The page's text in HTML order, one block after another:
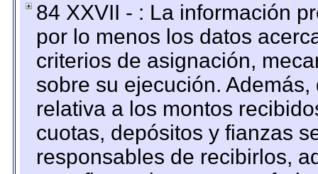
84 XXVII - : La información
por lo menos los datos
criterios de asignación,
sobre su ejecución.
relativa a los montos
cuotas, depósitos y fianzas
responsables de recibirlos,